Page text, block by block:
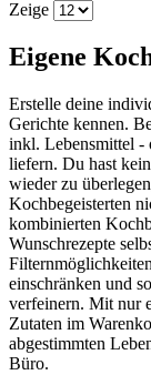
Zeige
Eigene
Erstelle deine
Gerichte kennen.
inkl. Lebensmittel -
liefern. Du hast
wieder zu
Kochbegeisterten
kombinierten
Wunschrezepte
einschränken und
verfeinern. Mit nur
Zutaten im
abgestimmten
Büro.